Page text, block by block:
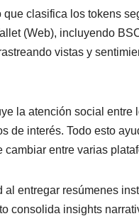
clasifica los tokens
(Web), incluyendo
vistas y
la atención social entre
de interés. Todo esto
entre varias
entregar resúmenes
consolida insights